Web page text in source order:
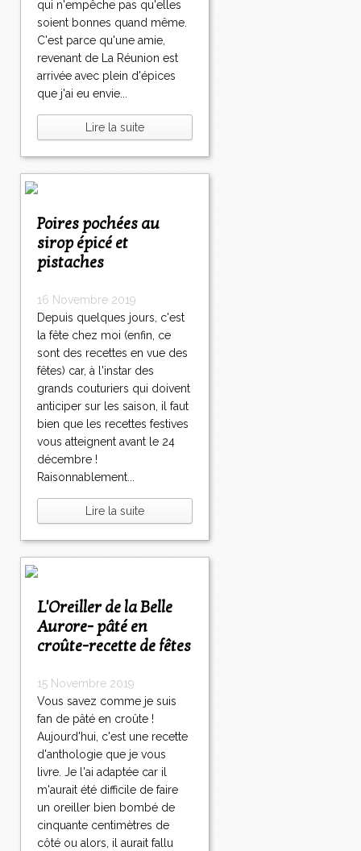
qui n'empêche pas qu'elles
soient bonnes quand même.
C'est parce qu'une amie,
revenant de La Réunion est
arrivée avec plein d'épices
que j'ai eu envie...
Lire la suite
Poires pochées au
sirop épicé et
pistaches
16 Novembre 2019
Depuis quelques jours, c'est
la fête chez moi (enfin, ce
sont des recettes en vue des
fêtes) car, à l'instar des
grands couturiers qui doivent
anticiper sur les saison, il faut
bien que les recettes festives
vous atteignent avant le 24
décembre !
Raisonnablement...
Lire la suite
L'Oreiller de la Belle
Aurore- pâté en
croûte-recette de fêtes
15 Novembre 2019
Vous savez comme je suis
fan de pâté en croûte !
Aujourd'hui, c'est une recette
d'anthologie que je vous
livre. Je l'ai adaptée car il
m'aurait été difficile de faire
un oreiller bien bombé de
cinquante centimètres de
côté ou alors, il aurait fallu